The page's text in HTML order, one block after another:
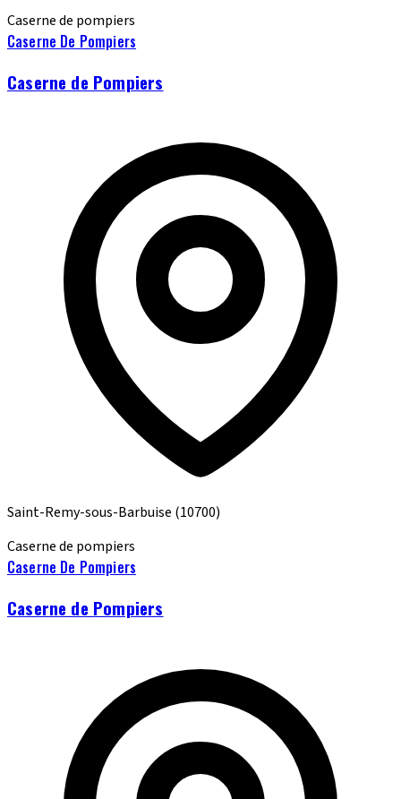
Caserne de pompiers
Caserne De Pompiers
Caserne de Pompiers
Saint-Remy-sous-Barbuise (10700)
Caserne de pompiers
Caserne De Pompiers
Caserne de Pompiers